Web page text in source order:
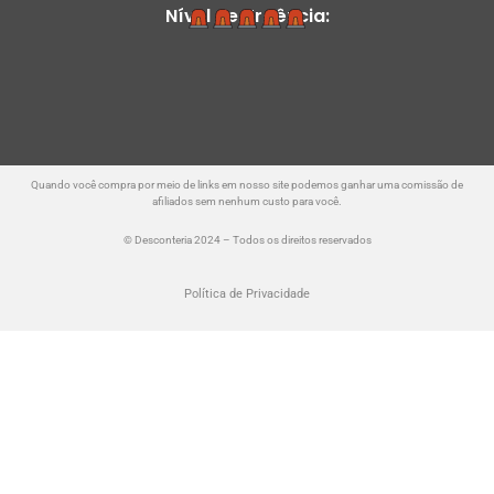
Nível de Urgência:
Quando você compra por meio de links em nosso site podemos ganhar uma comissão de
afiliados sem nenhum custo para você.
© Desconteria 2024 – Todos os direitos reservados
Política de Privacidade